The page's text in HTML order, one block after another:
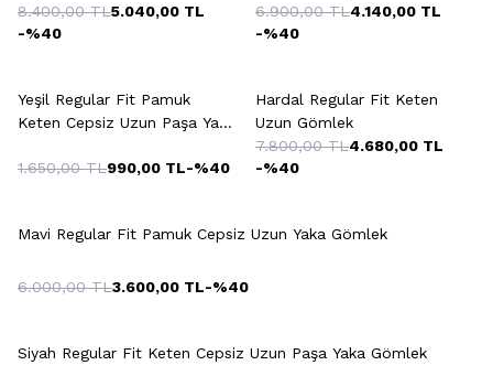
Gömlek
8.400,00TL5.040,00 TL
-%40
6.900,00TL4.140,00 TL
-%40
Yeşil Regular Fit Pamuk
Keten Cepsiz Uzun Paşa Yaka
1.650,00TL990,00 TL-%40
Hardal Regular Fit Keten
Uzun Gömlek
7.800,00TL4.680,00 TL
-%40
Mavi Regular Fit Pamuk Cepsiz Uzun Yaka Gömlek
6.000,00TL3.600,00 TL-%40
Siyah Regular Fit Keten Cepsiz Uzun Paşa Yaka Gömlek